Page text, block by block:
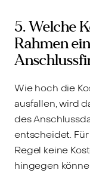
5. Welche
Rahmen
Wie hoch die
ausfallen, wird
des
entscheidet.
Regel keine
hingegen